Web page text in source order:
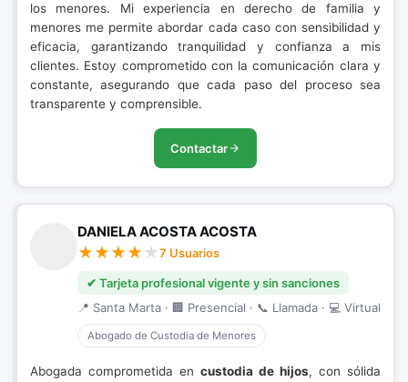
los menores. Mi experiencia en derecho de familia y
menores me permite abordar cada caso con sensibilidad y
eficacia, garantizando tranquilidad y confianza a mis
clientes. Estoy comprometido con la comunicación clara y
constante, asegurando que cada paso del proceso sea
transparente y comprensible.
Contactar
DANIELA ACOSTA ACOSTA
7 Usuarios
✔ Tarjeta profesional vigente y sin sanciones
📍 Santa Marta · 🏢 Presencial · 📞 Llamada · 💻 Virtual
Abogado de Custodia de Menores
Abogada comprometida en custodia de hijos, con sólida